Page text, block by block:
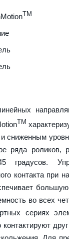
TM
TM
и сниженным
ряда роликов,
градусов.
контакта при
во всех
сериях